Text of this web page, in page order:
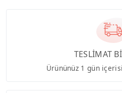
TESLİMAT
Ürününüz 1 gün